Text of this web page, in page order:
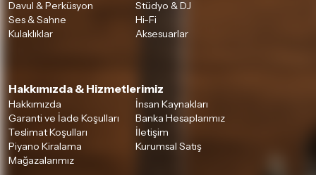
Davul & Perküsyon
Stüdyo & DJ
Ses & Sahne
Hi-Fi
Kulaklıklar
Aksesuarlar
Hakkımızda & Hizmetlerimiz
Hakkımızda
İnsan Kaynakları
Garanti ve İade Koşulları
Banka Hesaplarımız
Teslimat Koşulları
İletişim
Piyano Kiralama
Kurumsal Satış
Mağazalarımız